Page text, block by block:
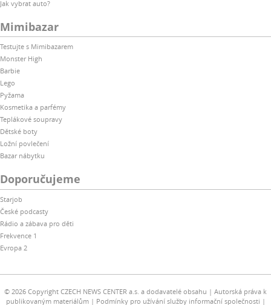
Jak vybrat auto?
Mimibazar
Testujte s Mimibazarem
Monster High
Barbie
Lego
Pyžama
Kosmetika a parfémy
Teplákové soupravy
Dětské boty
Ložní povlečení
Bazar nábytku
Doporučujeme
Starjob
České podcasty
Rádio a zábava pro děti
Frekvence 1
Evropa 2
© 2026 Copyright CZECH NEWS CENTER a.s. a dodavatelé obsahu
Autorská práva k
publikovaným materiálům
Podmínky pro užívání služby informační společnosti